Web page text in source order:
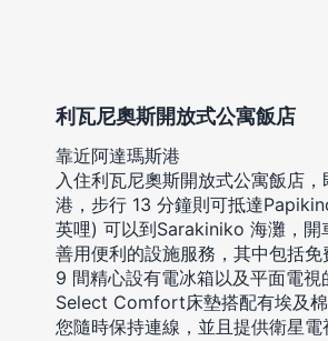
利瓦尼奧斯開放式公寓飯店
靠近阿達瑪斯港
入住利瓦尼奧斯開放式公寓飯店
港，步行 13 分鐘則可抵達
英哩) 可以到Sarakiniko 海灘，開
善用便利的設施服務，其中包括
9 間精心設有電冰箱以及平面電
Select Comfort床墊搭配有埃及
您隨時保持連線，並且提供衛星